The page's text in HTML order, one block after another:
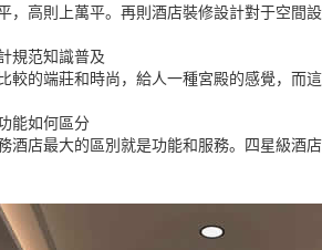
，高則上萬平。再則酒店裝修設計對于空間設
規范知識普及
較的端莊和時尚，給人一種宮殿的感覺，而這
能如何區分
酒店最大的區別就是功能和服務。四星級酒店